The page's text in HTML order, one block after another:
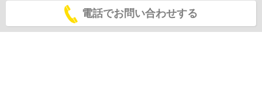
電話でお問い合わせする